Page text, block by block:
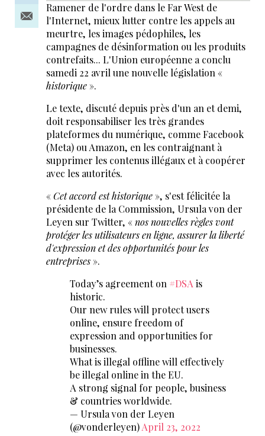
Ramener de l'ordre dans le Far West de
l'Internet, mieux lutter contre les appels au
meurtre, les images pédophiles, les
campagnes de désinformation ou les produits
contrefaits... L'Union européenne a conclu
samedi 22 avril une nouvelle législation «
historique».
Le texte, discuté depuis près d'un an et demi,
doit responsabiliser les très grandes
plateformes du numérique, comme Facebook
(Meta) ou Amazon, en les contraignant à
supprimer les contenus illégaux et à coopérer
avec les autorités.
«Cet accord est historique», s'est félicitée la
présidente de la Commission, Ursula von der
Leyen sur Twitter, «nos nouvelles règles vont
protéger les utilisateurs en ligne, assurer la liberté
d'expression et des opportunités pour les
entreprises».
Today’s agreement on #DSA is
historic.
Our new rules will protect users
online, ensure freedom of
expression and opportunities for
businesses.
What is illegal offline will effectively
be illegal online in the EU.
A strong signal for people, business
& countries worldwide.
— Ursula von der Leyen
(@vonderleyen)April 23, 2022